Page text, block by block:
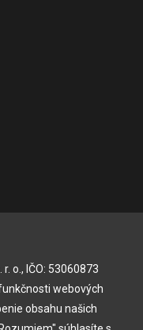
o., IČO: 53060873
webových
obsahu našich